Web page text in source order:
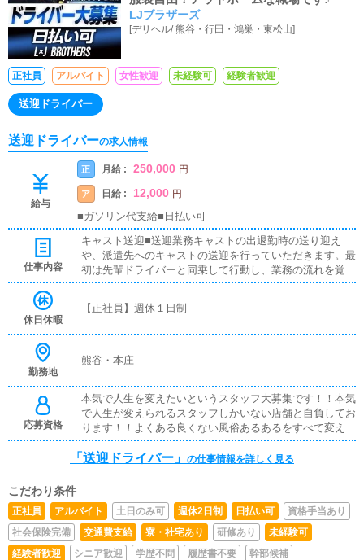
LJブラザーズ
[デリヘル/熊谷・行田・鴻巣・東松山]
正社員 アルバイト 女性歓迎 未経験可 経験者歓迎
送迎ドライバー
送迎ドライバーの求人情報
給与
正 月給 : 250,000 円
ア 日給 : 12,000 円
■ガソリン代支給■日払い可
仕事内容
キャスト送迎■送迎業務キャストの出退勤時の送り迎え
や、派遣先へのキャストの送迎を行っていただきます。最
初は先輩ドライバーと同乗して行動し、業務の流れを覚え
ていただきますので、未経験の方でも安心して働けます。
リン代・高速代は支給します。■清掃業務送迎業務の空き
休日休暇
【正社員】週休１日制
勤務地
熊谷・本庄
応募資格
本気で人生を変えたいというスタッフ大募集です！！本気
で人生が変えられるスタッフしかいない店舗と自負してお
ります！！よくある良くない風俗あるあるをすべて変えて
いくことは宣言いたします！！！応募資格は上記をみたせ
れば学歴経歴一切問いません！！！どうかわたくしにお力
「送迎ドライバー」 の仕事情報を詳しく見る
こだわり条件
正社員 アルバイト 土日のみ可 週休2日制 日払い可
資格手当あり
社会保険完備
交通費支給 寮・社宅あり 研修あり
未経験可
経験者歓迎
シニア歓迎 学歴不問 履歴書不要
幹部候補